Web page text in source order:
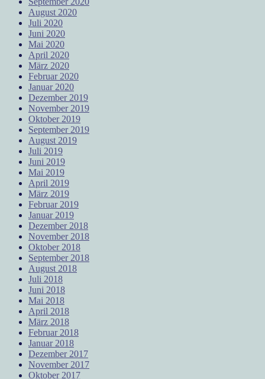
August 2020
Juli 2020
Juni 2020
Mai 2020
April 2020
März 2020
Februar 2020
Januar 2020
Dezember 2019
November 2019
Oktober 2019
September 2019
August 2019
Juli 2019
Juni 2019
Mai 2019
April 2019
März 2019
Februar 2019
Januar 2019
Dezember 2018
November 2018
Oktober 2018
September 2018
August 2018
Juli 2018
Juni 2018
Mai 2018
April 2018
März 2018
Februar 2018
Januar 2018
Dezember 2017
November 2017
Oktober 2017